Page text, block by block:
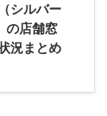
シルバー
の店舗窓
況まとめ